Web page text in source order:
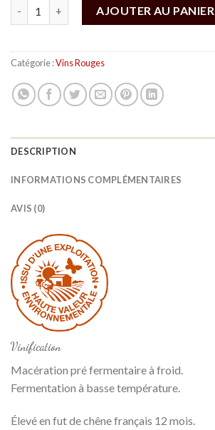
AJOUTER AU PANIER
Catégorie :Vins Rouges
DESCRIPTION
INFORMATIONS COMPLÉMENTAIRES
AVIS (0)
Vinification
Macération pré fermentaire à froid.
Fermentation à basse température.
Élevé en fut de chêne français 12 mois.